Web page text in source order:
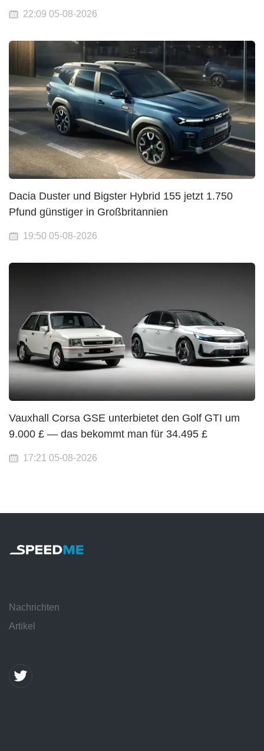
22:09 05-08-2026
Dacia Duster und Bigster Hybrid 155 jetzt 1.750
Pfund günstiger in Großbritannien
19:50 05-08-2026
Vauxhall Corsa GSE unterbietet den Golf GTI um
9.000 £ — das bekommt man für 34.495 £
17:21 05-08-2026
Nachrichten
Artikel